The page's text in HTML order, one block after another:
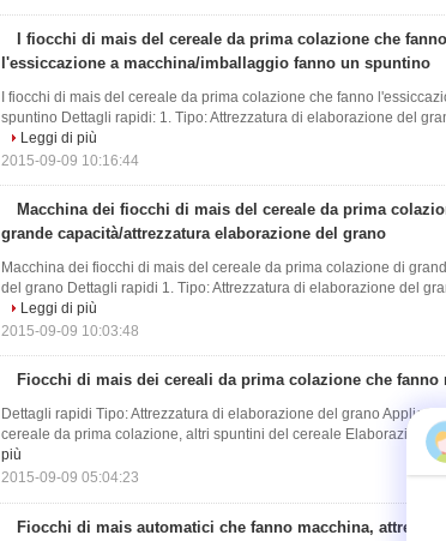
I fiocchi di mais del cereale da prima colazione che fanno
l'essiccazione a macchina/imballaggio fanno un spuntino
I fiocchi di mais del cereale da prima colazione che fanno
spuntino Dettagli rapidi: 1. Tipo: Attrezzatura di elaborazione del
Leggi di più
2015-09-09 10:16:44
Macchina dei fiocchi di mais del cereale da prima
grande capacità/attrezzatura elaborazione del grano
Macchina dei fiocchi di mais del cereale da prima colazione di
del grano Dettagli rapidi 1. Tipo: Attrezzatura di elaborazione del
Leggi di più
2015-09-09 10:03:48
Fiocchi di mais dei cereali da prima colazione che fanno
Dettagli rapidi Tipo: Attrezzatura di elaborazione del grano
cereale da prima colazione, altri spuntini del cereale Elaborazione
più
2015-09-09 05:04:23
Fiocchi di mais automatici che fanno macchina,